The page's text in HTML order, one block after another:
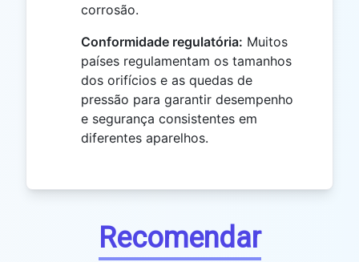
corrosão.
Conformidade regulatória: Muitos
países regulamentam os tamanhos
dos orifícios e as quedas de
pressão para garantir desempenho
e segurança consistentes em
diferentes aparelhos.
Recomendar